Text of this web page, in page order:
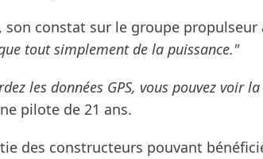
son constat sur le groupe
tout simplement de la puissance."
les données GPS, vous pouvez voir
pilote de 21 ans.
des constructeurs pouvant